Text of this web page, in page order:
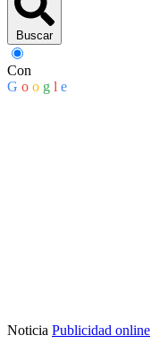
Buscar
Con
G o o g l e
Noticia Publicidad online